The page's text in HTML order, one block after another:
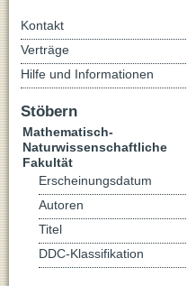
Kontakt
Verträge
Hilfe und Informationen
Stöbern
Mathematisch-
Naturwissenschaftliche
Fakultät
Erscheinungsdatum
Autoren
Titel
DDC-Klassifikation